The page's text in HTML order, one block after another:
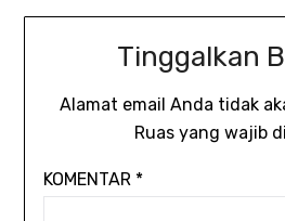
Tinggalkan
Alamat email Anda tidak
Ruas yang wajib
KOMENTAR *